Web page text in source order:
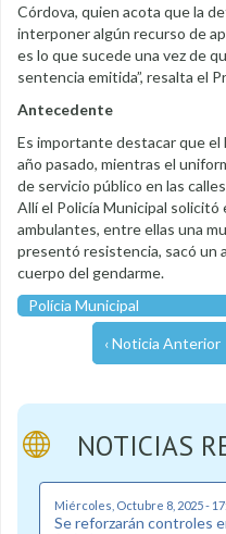
Córdova, quien acota que la
interponer algún recurso de
es lo que sucede una vez de
sentencia emitida”, resalta el
Antecedente
Es importante destacar que
año pasado, mientras el
de servicio público en las
Allí el Policía Municipal
ambulantes, entre ellas una
presentó resistencia, sacó un
cuerpo del gendarme.
Polícia Municipal
‹ Noticia Anterior
NOTICIAS
Miércoles, Octubre 8, 2025 -
Se reforzarán controles